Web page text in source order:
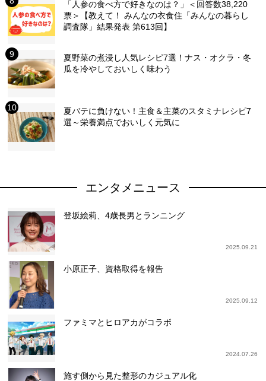
「人参の食べ方で好きなのは？」＜回答数38,220
票＞【教えて！ みんなの衣食住「みんなの暮らし
調査隊」結果発表 第613回】
夏野菜の煮浸し人気レシピ7選！ナス・オクラ・冬
瓜を冷やしておいしく味わう
夏バテに負けない！主食＆主菜のスタミナレシピ7
選～栄養満点でおいしく元気に
エンタメニュース
登坂絵莉、4歳長男とランニング
2025.09.21
小原正子、資格取得を報告
2025.09.12
ファミマとヒロアカがコラボ
2024.07.26
施す側から見た整形のカジュアル化